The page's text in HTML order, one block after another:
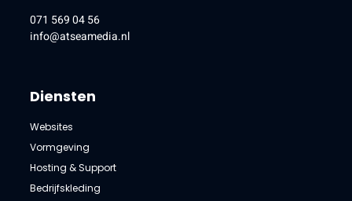
071 569 04 56
info@atseamedia.nl
Diensten
Websites
Vormgeving
Hosting & Support
Bedrijfskleding